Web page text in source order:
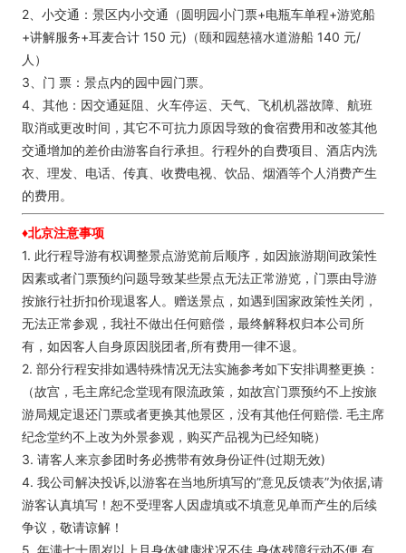
2、小交通：景区内小交通（圆明园小门票+电瓶车单程+游览船
+讲解服务+耳麦合计 150 元)（颐和园慈禧水道游船 140 元/
人）
3、门 票：景点内的园中园门票。
4、其他：因交通延阻、火车停运、天气、飞机机器故障、航班
取消或更改时间，其它不可抗力原因导致的食宿费用和改签其他
交通增加的差价由游客自行承担。行程外的自费项目、酒店内洗
衣、理发、电话、传真、收费电视、饮品、烟酒等个人消费产生
的费用。
♦北京注意事项
1. 此行程导游有权调整景点游览前后顺序，如因旅游期间政策性
因素或者门票预约问题导致某些景点无法正常游览，门票由导游
按旅行社折扣价现退客人。赠送景点，如遇到国家政策性关闭，
无法正常参观，我社不做出任何赔偿，最终解释权归本公司所
有，如因客人自身原因脱团者,所有费用一律不退。
2. 部分行程安排如遇特殊情况无法实施参考如下安排调整更换：
（故宫，毛主席纪念堂现有限流政策，如故宫门票预约不上按旅
游局规定退还门票或者更换其他景区，没有其他任何赔偿. 毛主席
纪念堂约不上改为外景参观，购买产品视为已经知晓）
3. 请客人来京参团时务必携带有效身份证件(过期无效)
4. 我公司解决投诉,以游客在当地所填写的”意见反馈表”为依据,请
游客认真填写！恕不受理客人因虚填或不填意见单而产生的后续
争议，敬请谅解！
5. 年满七十周岁以上且身体健康状况不佳,身体残障行动不便,有